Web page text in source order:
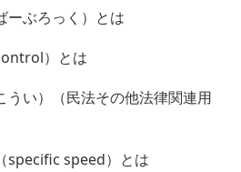
ーぶろっく）とは
）とは
うい）（民法その他法律関連用
specific speed）とは